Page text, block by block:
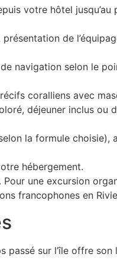
votre hôtel jusqu’au
de
navigation selon le
coralliens avec
déjeuner inclus ou
la formule choisie),
hébergement.
une excursion
francophones en
passé sur l’île offre